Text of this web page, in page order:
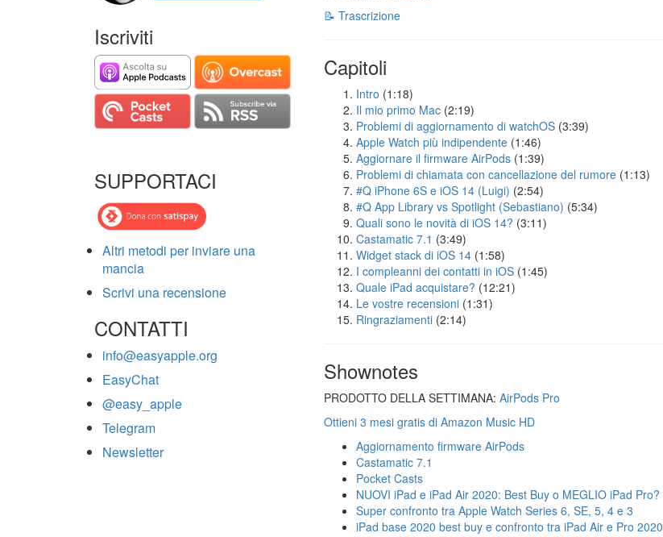
Iscriviti
SUPPORTACI
Altri metodi per inviare una
mancia
Scrivi una recensione
CONTATTI
info@easyapple.org
EasyChat
@easy_apple
Telegram
Newsletter
📝 Trascrizione
Capitoli
Intro (1:18)
Il mio primo Mac (2:19)
Problemi di aggiornamento di watchOS (3:39)
Apple Watch più indipendente (1:46)
Aggiornare il firmware AirPods (1:39)
Problemi di chiamata con cancellazione del rumore (1:13)
#Q iPhone 6S e iOS 14 (Luigi) (2:54)
#Q App Library vs Spotlight (Sebastiano) (5:34)
Quali sono le novità di iOS 14? (3:11)
Castamatic 7.1 (3:49)
Widget stack di iOS 14 (1:58)
I compleanni dei contatti in iOS (1:45)
Quale iPad acquistare? (12:21)
Le vostre recensioni (1:31)
Ringraziamenti (2:14)
Shownotes
PRODOTTO DELLA SETTIMANA: AirPods Pro
Ottieni 3 mesi gratis di Amazon Music HD
Aggiornamento firmware AirPods
Castamatic 7.1
Pocket Casts
NUOVI iPad e iPad Air 2020: Best Buy o MEGLIO iPad Pro?
Super confronto tra Apple Watch Series 6, SE, 5, 4 e 3
iPad base 2020 best buy e confronto tra iPad Air e Pro 2020